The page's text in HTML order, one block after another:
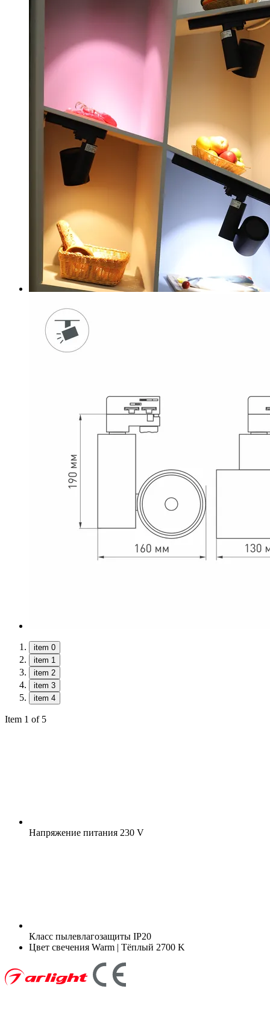
item 0
item 1
item 2
item 3
item 4
Item 1 of 5
Напряжение питания 230 V
Класс пылевлагозащиты IP20
Цвет свечения Warm | Тёплый 2700 K